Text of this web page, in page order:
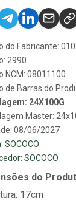
do Fabricante:
2990
NCM: 08011100
de Barras do
24X100G
Master:
08/06/2027
SOCOCO
SOCOCO
do
17cm